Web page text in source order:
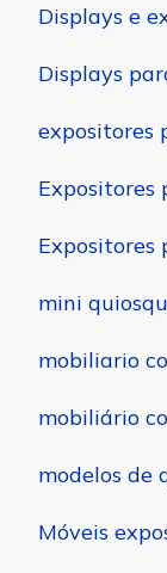
Displays e
Displays
expositores
Expositores
Expositores
mini
mobiliario
mobiliário
modelos de
Móveis